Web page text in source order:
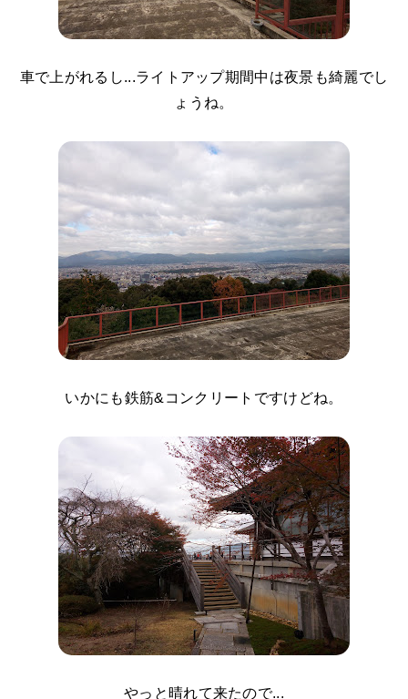
車で上がれるし...ライトアップ期間中は夜景も綺麗でし
ょうね。
いかにも鉄筋&コンクリートですけどね。
やっと晴れて来たので...